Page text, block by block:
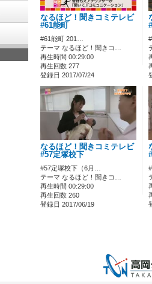
なるほど！聞きコミテレビ
#61能町
#61能町 201…
テーマ なるほど！聞きコ…
再生時間 00:29:00
再生回数 277
登録日 2017/07/24
なるほど！聞きコミテレビ
#57定塚校下
#57定塚校下（6月…
テーマ なるほど！聞きコ…
再生時間 00:29:00
再生回数 260
登録日 2017/06/19